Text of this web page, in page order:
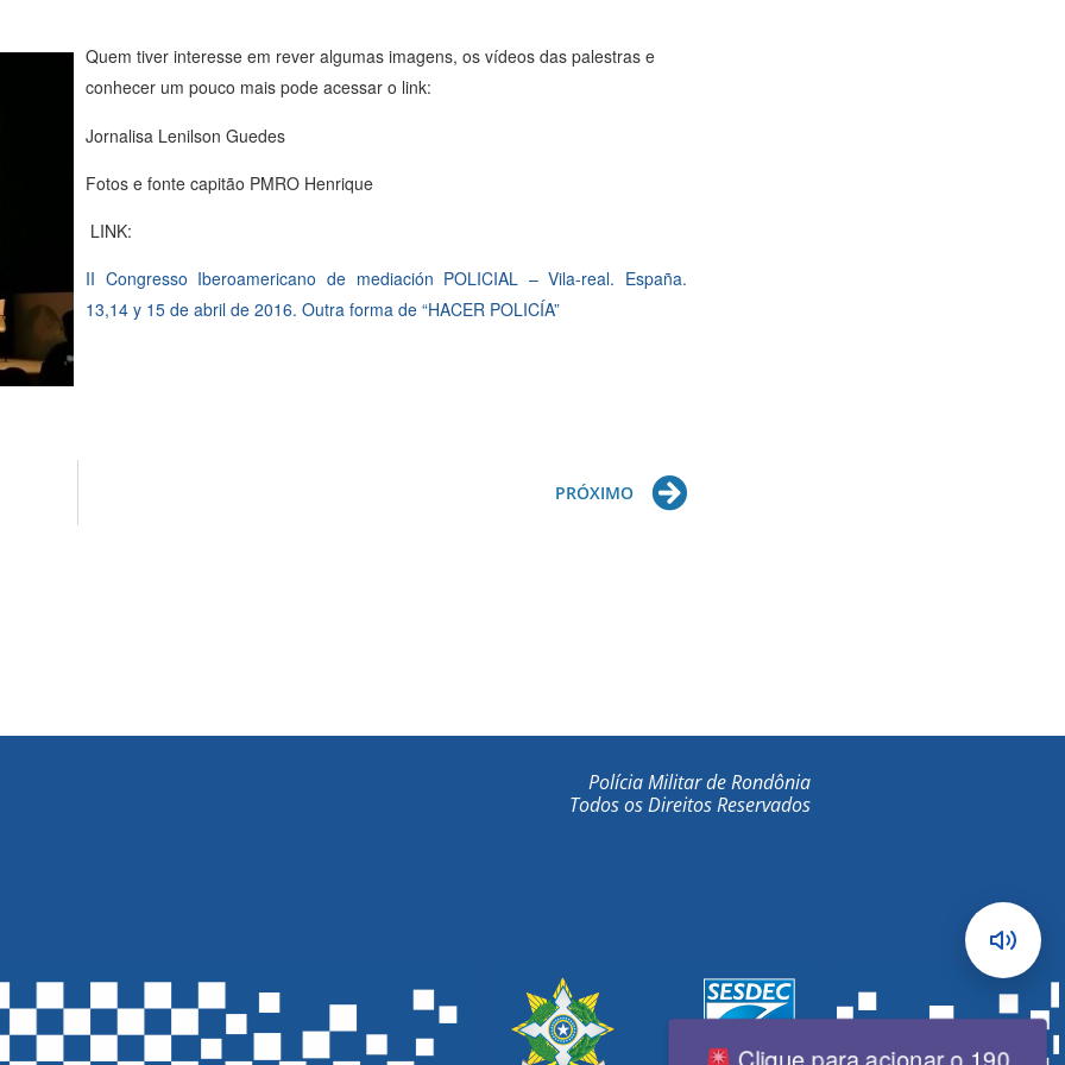
Quem tiver interesse em rever algumas imagens, os vídeos das palestras e
conhecer um pouco mais pode acessar o link:
Jornalisa Lenilson Guedes
Fotos e fonte capitão PMRO Henrique
LINK:
II Congresso Iberoamericano de mediación POLICIAL – Vila-real. España.
13,14 y 15 de abril de 2016. Outra forma de “HACER POLICÍA”
PRÓXIMO Next
Polícia Militar de Rondônia
Todos os Direitos Reservados
Clique para acionar o 190